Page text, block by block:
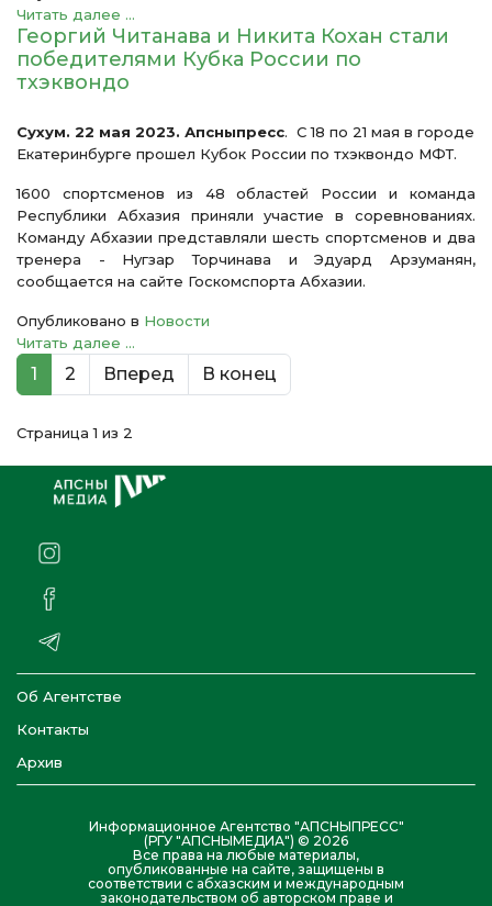
Читать далее ...
Георгий Читанава и Никита Кохан стали
победителями Кубка России по
тхэквондо
Сухум. 22 мая 2023. Апсныпресс. С 18 по 21 мая в городе
Екатеринбурге прошел Кубок России по тхэквондо МФТ.
1600 спортсменов из 48 областей России и команда
Республики Абхазия приняли участие в соревнованиях.
Команду Абхазии представляли шесть спортсменов и два
тренера - Нугзар Торчинава и Эдуард Арзуманян,
сообщается на сайте Госкомспорта Абхазии.
Опубликовано в Новости
Читать далее ...
1 2 Вперед В конец
Страница 1 из 2
Об Агентстве
Контакты
Архив
Информационное Агентство "АПСНЫПРЕСС"
(РГУ "АПСНЫМЕДИА") © 2026
Все права на любые материалы,
опубликованные на сайте, защищены в
соответствии с абхазским и международным
законодательством об авторском праве и